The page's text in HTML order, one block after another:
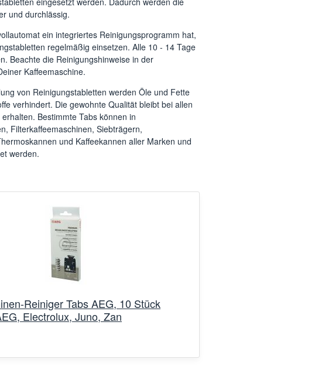
und durchlässig.
ein integriertes Reinigungsprogramm hat,
regelmäßig einsetzen. Alle 10 - 14 Tage
Beachte die Reinigungshinweise in der
Kaffeemaschine.
von Reinigungstabletten werden Öle und Fette
verhindert. Die gewohnte Qualität bleibt bei allen
Bestimmte Tabs können in
Filterkaffeemaschinen, Siebträgern,
und Kaffeekannen aller Marken und
werden.
Reiniger Tabs AEG, 10 Stück
Electrolux, Juno, Zan